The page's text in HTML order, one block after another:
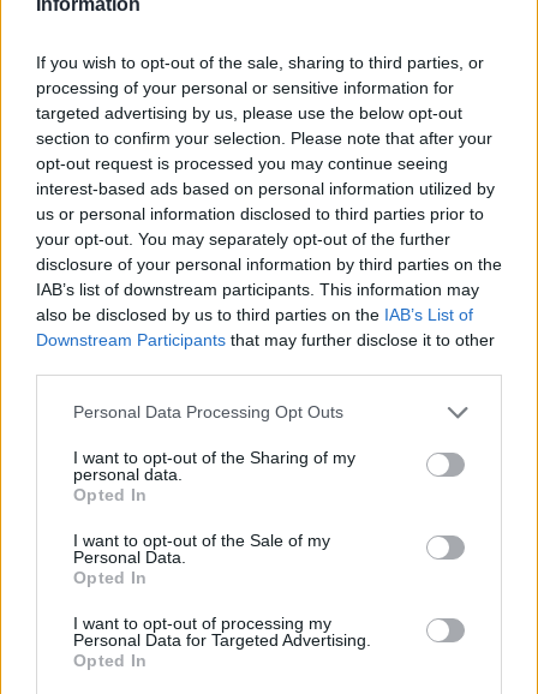
If you wish to opt-out of the sale, sharing to third parties, or
processing of your personal or sensitive information for
targeted advertising by us, please use the below opt-out
section to confirm your selection. Please note that after your
opt-out request is processed you may continue seeing
interest-based ads based on personal information utilized by
us or personal information disclosed to third parties prior to
your opt-out. You may separately opt-out of the further
disclosure of your personal information by third parties on the
IAB’s list of downstream participants. This information may
also be disclosed by us to third parties on the IAB’s List of
Downstream Participants that may further disclose it to other
Personal Data Processing Opt Outs
I want to opt-out of the Sharing of my
personal data.
Opted In
I want to opt-out of the Sale of my
Personal Data.
Opted In
I want to opt-out of processing my
Personal Data for Targeted Advertising.
Opted In
τελευταία ματιά στα φιλαράκια μου". Τους
κοιτάω, τους τραβάω μία φωτογραφία με το
μυαλό μου και αποχωρώ πολύ, πολύ
χαρούμενος από τοMasterChef.Είναι δάκρυα
χαράς».
Ακολουθήστε το notospress.grστο Google News και
μάθετε πρώτοιόλες τις ειδήσεις
ΜΑΓΕΙΡΙΚΗ
ΜΠΡΙΓΑΔΕΣ
ΛΕΩΝΙΔΑΣ ΚΟΥΤΣΟΠΟΥΛΟΣ